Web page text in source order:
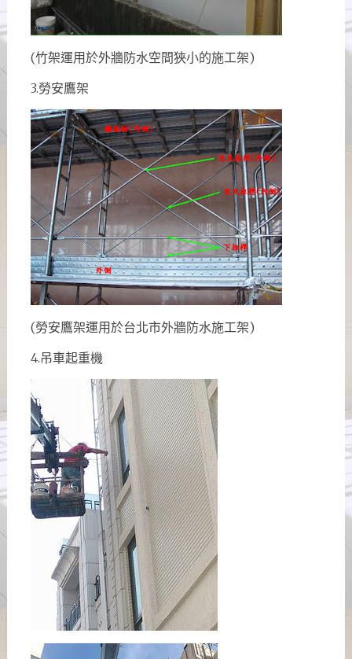
(竹架運用於外牆防水空間狹小的施工架)
3.勞安鷹架
(勞安鷹架運用於台北市外牆防水施工架)
4.吊車起重機